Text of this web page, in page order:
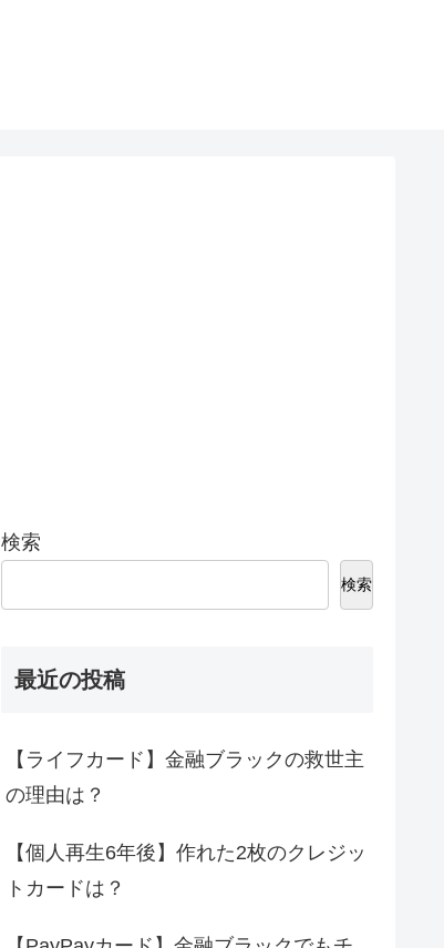
検索
検索
最近の投稿
【ライフカード】金融ブラックの救世主
の理由は？
【個人再生6年後】作れた2枚のクレジッ
トカードは？